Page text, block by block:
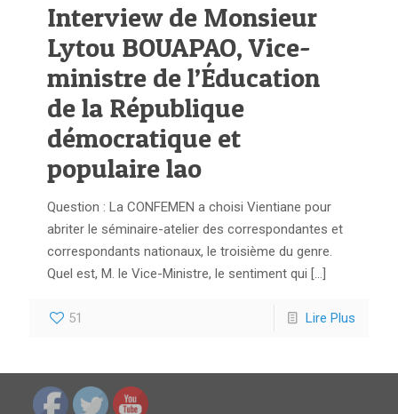
Interview de Monsieur
Lytou BOUAPAO, Vice-
ministre de l’Éducation
de la République
démocratique et
populaire lao
Question : La CONFEMEN a choisi Vientiane pour
abriter le séminaire-atelier des correspondantes et
correspondants nationaux, le troisième du genre.
Quel est, M. le Vice-Ministre, le sentiment qui […]
51 Lire Plus